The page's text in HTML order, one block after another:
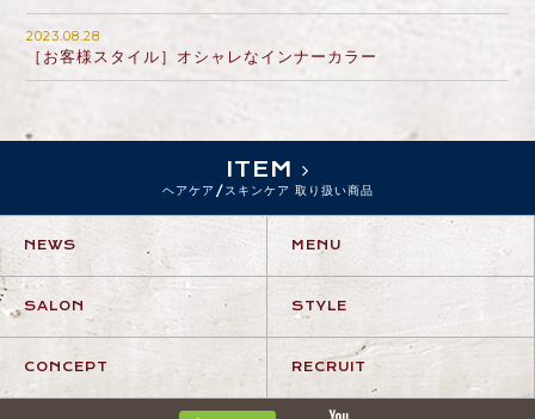
2023.08.28
［お客様スタイル］オシャレなインナーカラー
ITEM
ヘアケア/スキンケア 取り扱い商品
NEWS MENU
SALON STYLE
CONCEPT RECRUIT